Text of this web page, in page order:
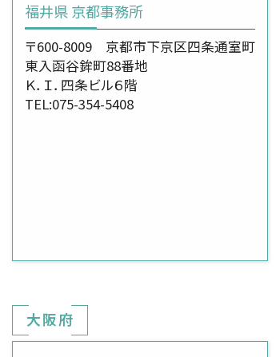
福井県 京都事務所
〒600-8009 京都市下京区四条通室町
東入函谷鉾町88番地
Ｋ．Ｉ．四条ビル６階
TEL:075-354-5408
大阪府